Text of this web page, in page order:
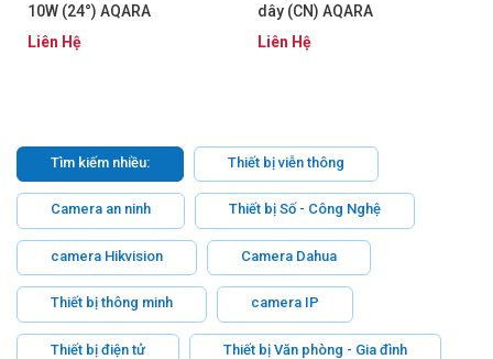
10W (24°) AQARA
LTSZNSD02LM
Liên Hệ
dây (CN) AQARA
ZNDDMK11LM
Liên Hệ
Tìm kiếm nhiều: Thiết bị viễn thông
Camera an ninh Thiết bị Số - Công Nghệ
camera Hikvision Camera Dahua
Thiết bị thông minh camera IP
Thiết bị điện tử Thiết bị Văn phòng - Gia đình